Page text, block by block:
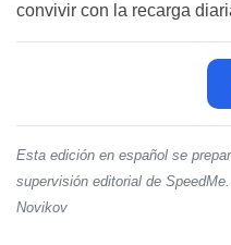
convivir con la recarga
Esta edición en español se
supervisión editorial de
Novikov